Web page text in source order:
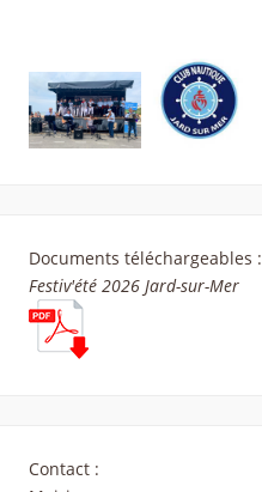
Documents téléchargeables :
Festiv'été 2026 Jard-sur-Mer
Contact :